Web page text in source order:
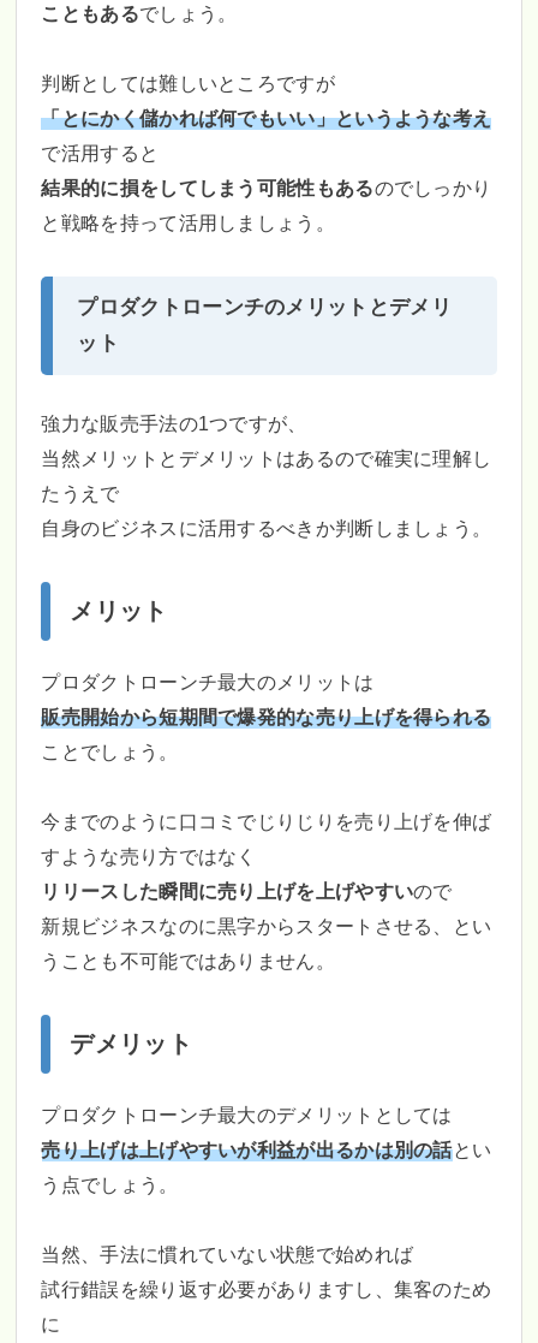
こともあるでしょう。
判断としては難しいところですが
「とにかく儲かれば何でもいい」というような考え
で活用すると
結果的に損をしてしまう可能性もあるのでしっかり
と戦略を持って活用しましょう。
プロダクトローンチのメリットとデメリ
ット
強力な販売手法の1つですが、
当然メリットとデメリットはあるので確実に理解し
たうえで
自身のビジネスに活用するべきか判断しましょう。
メリット
プロダクトローンチ最大のメリットは
販売開始から短期間で爆発的な売り上げを得られる
ことでしょう。
今までのように口コミでじりじりを売り上げを伸ば
すような売り方ではなく
リリースした瞬間に売り上げを上げやすいので
新規ビジネスなのに黒字からスタートさせる、とい
うことも不可能ではありません。
デメリット
プロダクトローンチ最大のデメリットとしては
売り上げは上げやすいが利益が出るかは別の話とい
う点でしょう。
当然、手法に慣れていない状態で始めれば
試行錯誤を繰り返す必要がありますし、集客のため
に